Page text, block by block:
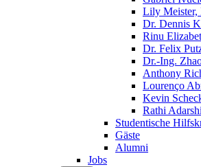
Lily Meister,
Dr. Dennis
Rinu
Dr. Felix
Dr.-Ing.
Anthony
Lourenço
Kevin
Rathi
Studentische
Gäste
Alumni
Jobs